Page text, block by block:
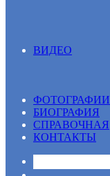
ВИДЕО
ФОТОГРАФИИ
БИОГРАФИЯ
СПРАВОЧНАЯ
КОНТАКТЫ